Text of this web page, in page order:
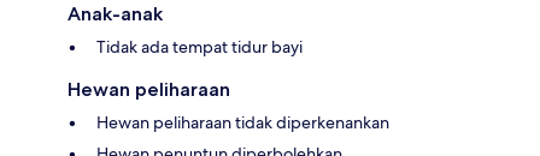
Anak-anak
Tidak ada tempat tidur bayi
Hewan peliharaan
Hewan peliharaan tidak diperkenankan